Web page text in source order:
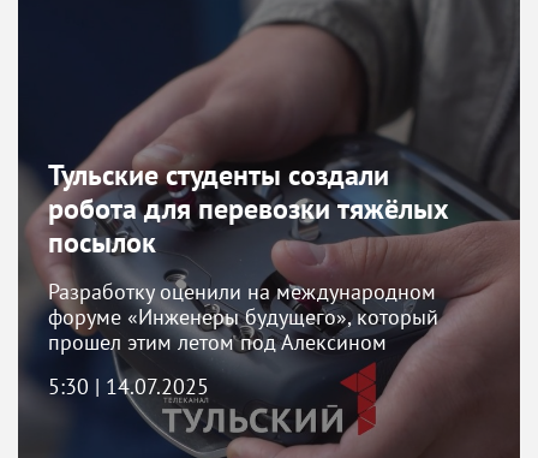
Тульские студенты создали
робота для перевозки тяжёлых
посылок
Разработку оценили на международном
форуме «Инженеры будущего», который
прошел этим летом под Алексином
5:30 | 14.07.2025